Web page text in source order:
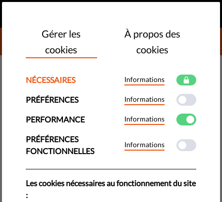
DONATE TO LIBERTIES
DÉMOCRATIE ET JUSTICE
Les lanceurs·euses d'alerte :
sont-ils·elles vraiment protégés
par la loi ?
Les lanceurs·euses d'alerte mettent en lumière les activités
illégales, les cas de corruption et ce qui menace l’intérêt
général. Pourtant, malgré leur rôle crucial, les protections
Gérer les
cookies
À propos des
cookies
NÉCESSAIRES Informations
PRÉFÉRENCES Informations
PERFORMANCE Informations
PRÉFÉRENCES
FONCTIONNELLES
Informations
Les cookies nécessaires au fonctionnement du site
: